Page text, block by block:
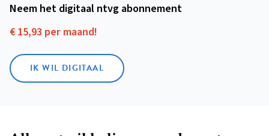
Neem het digitaal ntvg abonnement
€ 15,93 per maand!
IK WIL DIGITAAL